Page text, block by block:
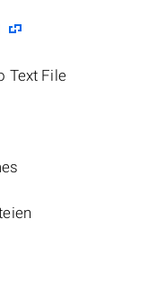
Text File